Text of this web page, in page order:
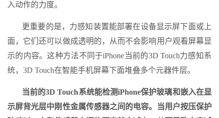
入动作的力度。
更重要的是，力感知装置能部署在设备显示屏下面或上
面，它们还可以做成透明的，从而不会影响用户观看屏幕显
示的内容。这种方法不同于iPhone当前的3D Touch力感知系
统，3D Touch在智能手机屏幕下面堆叠多个元器件层。
当前的3D Touch系统能检测iPhone保护玻璃和嵌入在显
示屏背光层中刚性金属传感器之间的电容。当用户按压保护